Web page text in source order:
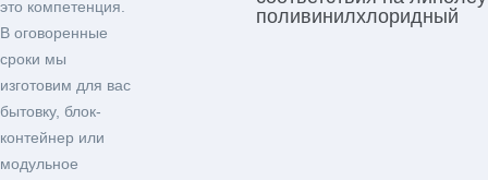
это компетенция.
В оговоренные
сроки мы
изготовим для вас
бытовку, блок-
контейнер или
модульное